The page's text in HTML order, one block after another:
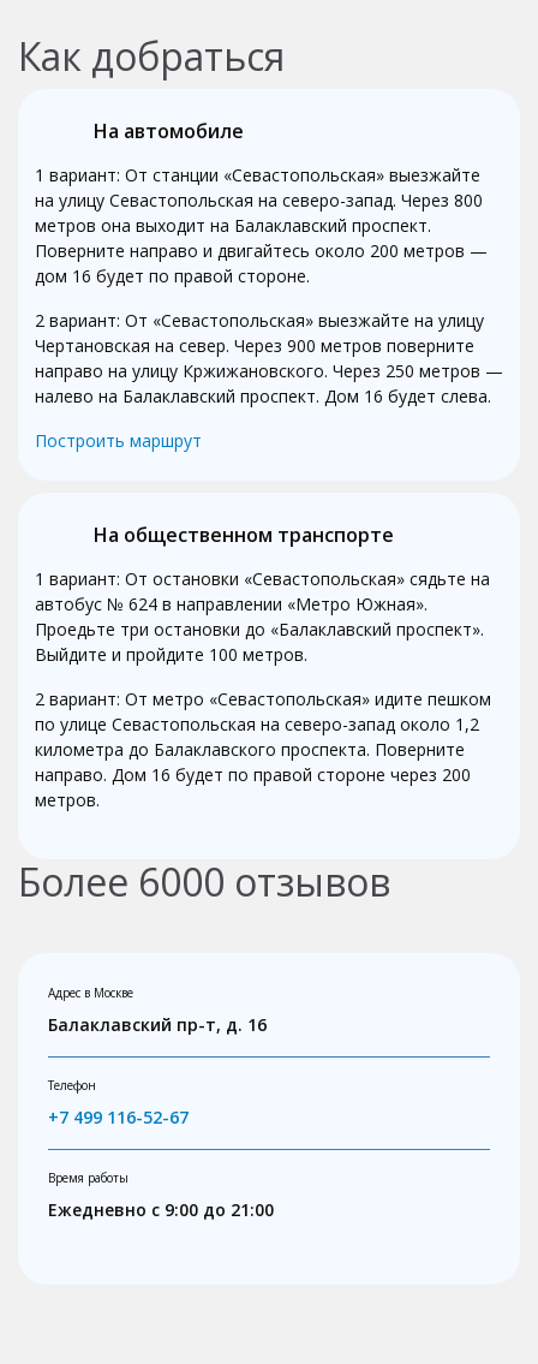
Как добраться
На автомобиле
1 вариант: От станции «Севастопольская» выезжайте
на улицу Севастопольская на северо-запад. Через 800
метров она выходит на Балаклавский проспект.
Поверните направо и двигайтесь около 200 метров —
дом 16 будет по правой стороне.
2 вариант: От «Севастопольская» выезжайте на улицу
Чертановская на север. Через 900 метров поверните
направо на улицу Кржижановского. Через 250 метров —
налево на Балаклавский проспект. Дом 16 будет слева.
Построить маршрут
На общественном транспорте
1 вариант: От остановки «Севастопольская» сядьте на
автобус № 624 в направлении «Метро Южная».
Проедьте три остановки до «Балаклавский проспект».
Выйдите и пройдите 100 метров.
2 вариант: От метро «Севастопольская» идите пешком
по улице Севастопольская на северо-запад около 1,2
километра до Балаклавского проспекта. Поверните
направо. Дом 16 будет по правой стороне через 200
метров.
Более 6000 отзывов
Адрес в Москве
Балаклавский пр-т, д. 16
Телефон
+7 499 116-52-67
Время работы
Ежедневно с 9:00 до 21:00